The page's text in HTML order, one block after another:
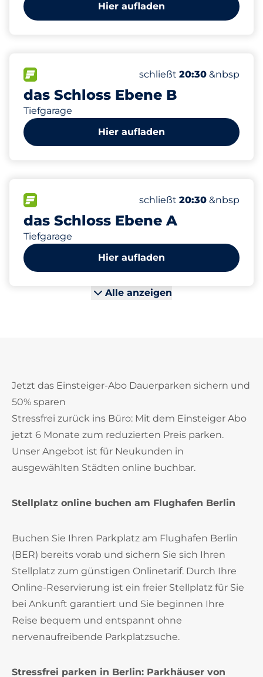
Hier aufladen
das Schloss Ebene B
Tiefgarage
FLOW verfügbar&nbspAnzahl der Parkplätze:
Gesamtplätze&nbsp
Frauenparkplätze&nbsp
Stellplätze mit
Donnerstag&nbsp
schließt 20:30 &nbsp
Hier aufladen
das Schloss Ebene A
Tiefgarage
FLOW verfügbar&nbspAnzahl der Parkplätze:
Gesamtplätze&nbsp
Frauenparkplätze&nbsp
Stellplätze mit
Donnerstag&nbsp
schließt 20:30 &nbsp
Hier aufladen
Alle anzeigen
Jetzt das Einsteiger-Abo Dauerparken sichern und
50% sparen
Stressfrei zurück ins Büro: Mit dem Einsteiger Abo
jetzt 6 Monate zum reduzierten Preis parken.
Unser Angebot ist für Neukunden in
ausgewählten Städten online buchbar.
Stellplatz online buchen am Flughafen Berlin
Buchen Sie Ihren Parkplatz am Flughafen Berlin
(BER) bereits vorab und sichern Sie sich Ihren
Stellplatz zum günstigen Onlinetarif. Durch Ihre
Online-Reservierung ist ein freier Stellplatz für Sie
bei Ankunft garantiert und Sie beginnen Ihre
Reise bequem und entspannt ohne
nervenaufreibende Parkplatzsuche.
Stressfrei parken in Berlin: Parkhäuser von